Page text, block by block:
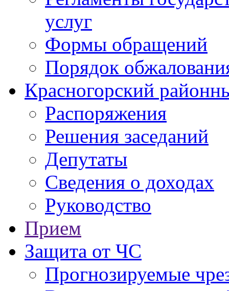
услуг
Формы обращений
Порядок
Красногорский
Распоряжения
Решения заседаний
Депутаты
Сведения о доходах
Руководство
Прием
Защита от ЧС
Прогнозируемые